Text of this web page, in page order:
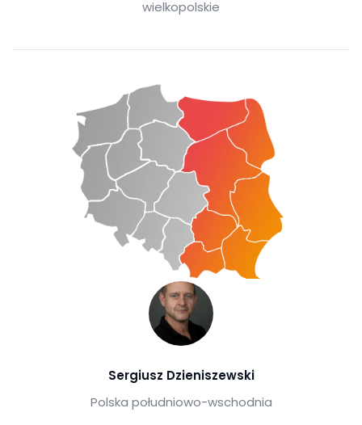
wielkopolskie
Sergiusz Dzieniszewski
Polska południowo-wschodnia